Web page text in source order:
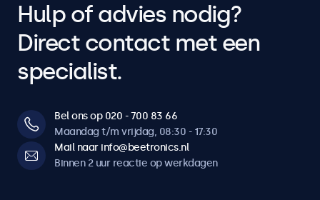
Hulp of advies nodig?
Direct contact met een
specialist.
Bel ons op 020 - 700 83 66
Maandag t/m vrijdag, 08:30 - 17:30
Mail naar info@beetronics.nl
Binnen 2 uur reactie op werkdagen